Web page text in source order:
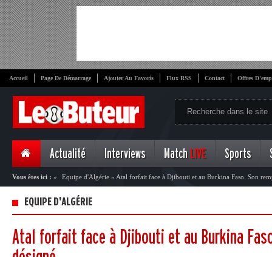
Accueil Page De Démarrage Ajouter Au Favoris Flux RSS Contact Offres
Actualité Interviews Match LIVE Sports
Vous êtes ici : » Equipe d'Algérie » Atal forfait face à Djibouti et au Burkina Faso. Son
EQUIPE D'ALGÉRIE
Atal forfait face à Djibouti et au Burkina